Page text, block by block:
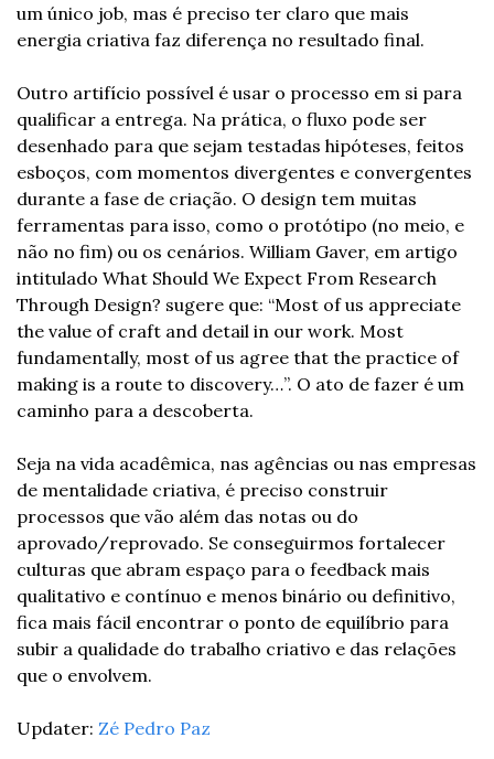
um único job, mas é preciso ter claro que mais
energia criativa faz diferença no resultado final.
Outro artifício possível é usar o processo em si para
qualificar a entrega. Na prática, o fluxo pode ser
desenhado para que sejam testadas hipóteses, feitos
esboços, com momentos divergentes e convergentes
durante a fase de criação. O design tem muitas
ferramentas para isso, como o protótipo (no meio, e
não no fim) ou os cenários. William Gaver, em artigo
intitulado What Should We Expect From Research
Through Design? sugere que: “Most of us appreciate
the value of craft and detail in our work. Most
fundamentally, most of us agree that the practice of
making is a route to discovery…”. O ato de fazer é um
caminho para a descoberta.
Seja na vida acadêmica, nas agências ou nas empresas
de mentalidade criativa, é preciso construir
processos que vão além das notas ou do
aprovado/reprovado. Se conseguirmos fortalecer
culturas que abram espaço para o feedback mais
qualitativo e contínuo e menos binário ou definitivo,
fica mais fácil encontrar o ponto de equilíbrio para
subir a qualidade do trabalho criativo e das relações
que o envolvem.
Updater: Zé Pedro Paz